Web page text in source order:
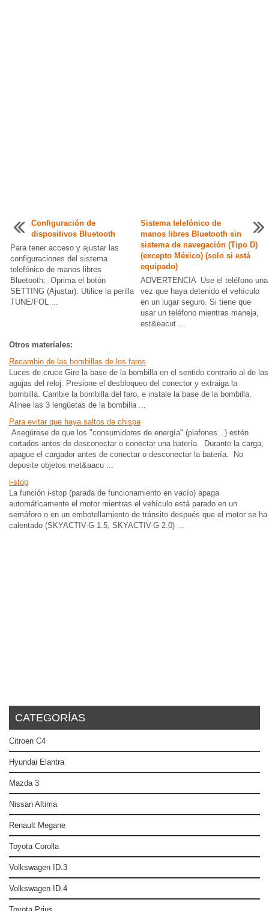
Configuración de
dispositivos Bluetooth
Para tener acceso y ajustar las
configuraciones del sistema
telefónico de manos libres
Bluetooth: Oprima el botón
SETTING (Ajustar). Utilice la perilla
TUNE/FOL ...
Sistema telefónico de
manos libres Bluetooth sin
sistema de navegación (Tipo D)
(excepto México) (solo si está
equipado)
ADVERTENCIA Use el teléfono una
vez que haya detenido el vehículo
en un lugar seguro. Si tiene que
usar un teléfono mientras maneja,
est&eacut ...
Otros materiales:
Recambio de las bombillas de los faros
Luces de cruce Gire la base de la bombilla en el sentido contrario al de las
agujas del reloj. Presione el desbloqueo del conector y extraiga la
bombilla. Cambie la bombilla del faro, e instale la base de la bombilla.
Alinee las 3 lengüetas de la bombilla ...
Para evitar que haya saltos de chispa
Asegúrese de que los "consumidores de energía" (plafones...) estén
cortados antes de desconectar o conectar una batería. Durante la carga,
apague el cargador antes de conectar o desconectar la batería. No
deposite objetos met&aacu ...
i-stop
La función i-stop (parada de funcionamiento en vacío) apaga
automáticamente el motor mientras el vehículo está parado en un
semáforo o en un embotellamiento de tránsito después que el motor se ha
calentado (SKYACTIV-G 1.5, SKYACTIV-G 2.0) ...
CATEGORÍAS
Citroen C4
Hyundai Elantra
Mazda 3
Nissan Altima
Renault Megane
Toyota Corolla
Volkswagen ID.3
Volkswagen ID.4